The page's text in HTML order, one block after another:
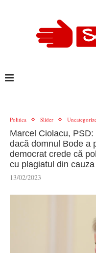
Politica Slider
Marcel Ciolacu,
dacă domnul Bode a
democrat crede că
cu plagiatul din
13/02/2023